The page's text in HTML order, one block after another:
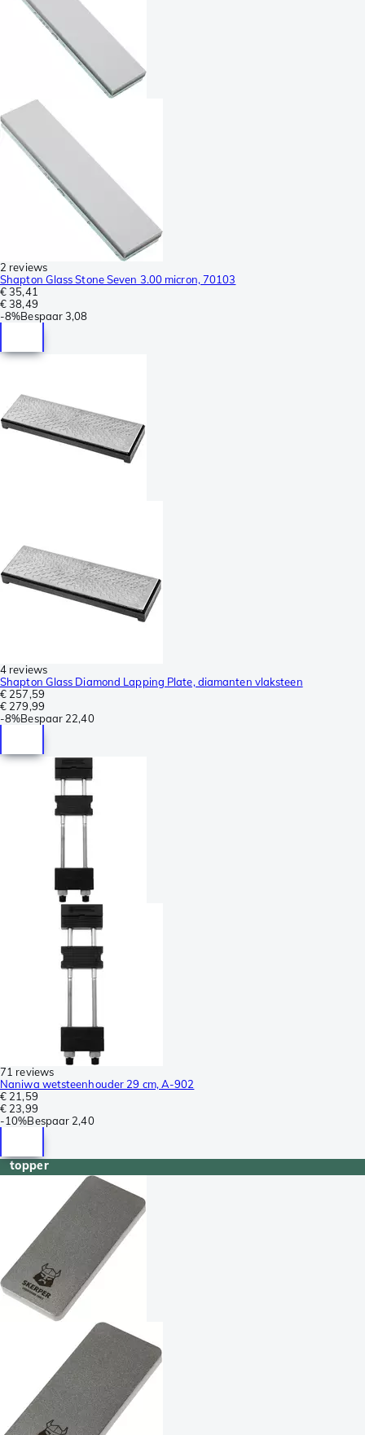
2 reviews
Shapton Glass Stone Seven 3.00 micron, 70103
€ 35,41
€ 38,49
-8%Bespaar3,08
4 reviews
Shapton Glass Diamond Lapping Plate, diamanten vlaksteen
€ 257,59
€ 279,99
-8%Bespaar 22,40
71 reviews
Naniwa wetsteenhouder 29 cm, A-902
€ 21,59
€ 23,99
-10%Bespaar 2,40
topper